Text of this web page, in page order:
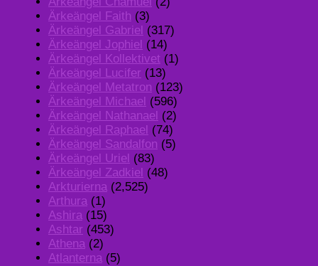
Ärkeängel Faith (3)
Ärkeängel Gabriel (317)
Ärkeängel Jophiel (14)
Ärkeängel Kollektivet (1)
Ärkeängel Lucifer (13)
Ärkeängel Metatron (123)
Ärkeängel Michael (596)
Ärkeängel Nathanael (2)
Ärkeängel Raphael (74)
Ärkeängel Sandalfon (5)
Ärkeängel Uriel (83)
Ärkeängel Zadkiel (48)
Arkturierna (2,525)
Arthura (1)
Ashira (15)
Ashtar (453)
Athena (2)
Atlanterna (5)